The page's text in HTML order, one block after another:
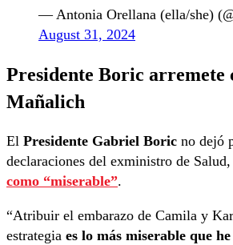
— Antonia Orellana (ella/she)
August 31, 2024
Presidente Boric arremete
Mañalich
El Presidente Gabriel Boric no dejó
declaraciones del exministro de Salud,
como “miserable”.
“Atribuir el embarazo de Camila y
estrategia es lo más miserable que